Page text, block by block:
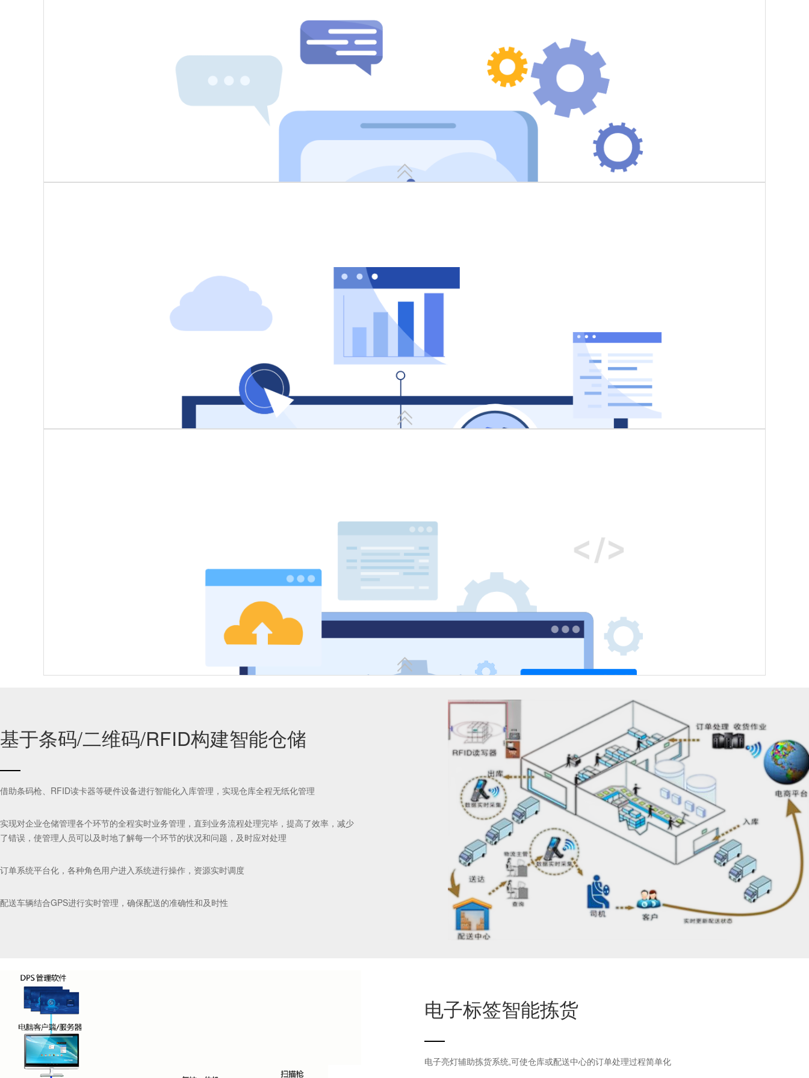
一、 智能分拣与即时指引
原材料库部署RFID标签，自动记录规格、批次、库存位置，与MES系统联动实现自动匹配领用
二、 在制品（WIP）实时调度

电子看板可视化展示在制品位置、加工进度，异常停滞自动报警
三、 原材料与成品的精准化

四、 生产与仓储的数字化协同

集成ERP/MES数据，动态调整物料配送优先级
应急响应机制
紧急订单自动计算缺料情况，生成替代方案
基于条码/二维码/RFID构建智能仓储
借助条码枪、RFID读卡器等硬件设备进行智能化入库管理，实现仓库全程无纸化管理
实现对企业仓储管理各个环节的全程实时业务管理，直到业务流程处理完毕，提高了效率，减少
了错误，使管理人员可以及时地了解每一个环节的状况和问题，及时应对处理
订单系统平台化，各种角色用户进入系统进行操作，资源实时调度
配送车辆结合GPS进行实时管理，确保配送的准确性和及时性
电子标签智能拣货
电子亮灯辅助拣货系统,可使仓库或配送中心的订单处理过程简单化